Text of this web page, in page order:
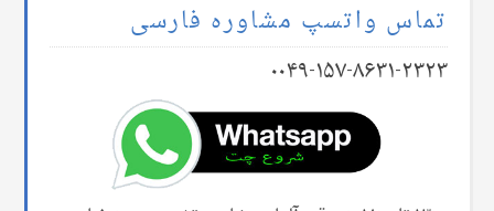
تماس واتسپ مشاوره فارسی
۰۰۴۹-۱۵۷-۸۶۳۱-۲۳۲۳